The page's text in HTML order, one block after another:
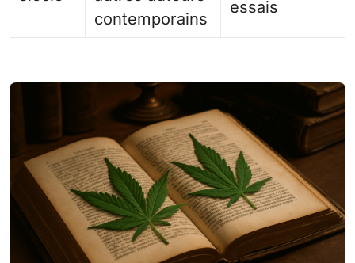
contemporains
essais